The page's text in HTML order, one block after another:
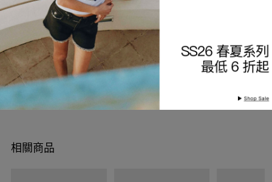
細節與保養
查看分店庫存
產品編號 9226871409-45
相關商品